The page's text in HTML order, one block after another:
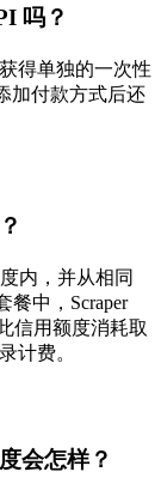
吗？
得单独的一次性
加付款方式后还
内，并从相同
餐中，Scraper
信用额度消耗取
计费。
会怎样？